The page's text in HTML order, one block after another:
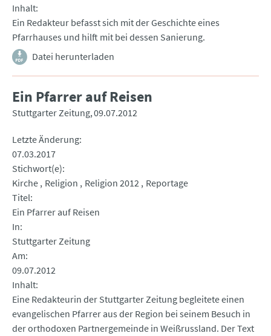
Inhalt
Ein Redakteur befasst sich mit der Geschichte eines
Pfarrhauses und hilft mit bei dessen Sanierung.
Datei herunterladen
Ein Pfarrer auf Reisen
Stuttgarter Zeitung 09.07.2012
Letzte Änderung
07.03.2017
Stichwort(e)
Kirche Religion Religion 2012 Reportage
Titel
Ein Pfarrer auf Reisen
In
Stuttgarter Zeitung
Am
09.07.2012
Inhalt
Eine Redakteurin der Stuttgarter Zeitung begleitete einen
evangelischen Pfarrer aus der Region bei seinem Besuch in
der orthodoxen Partnergemeinde in Weißrussland. Der Text